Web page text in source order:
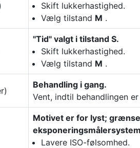
Skift lukkerhastighed.
Vælg tilstand M .
"Tid" valgt i tilstand S.
Skift lukkerhastighed.
Vælg tilstand M .
Behandling i gang.
Vent, indtil behandlingen
Motivet er for lyst;
Lavere ISO-følsomhed.